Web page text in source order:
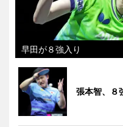
早田が８強入り
張本智、８